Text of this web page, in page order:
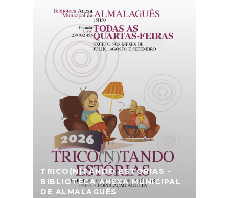
TRICO(N)TANDO ESTÓRIAS -
BIBLIOTECA ANEXA MUNICIPAL
DE ALMALAGUÊS